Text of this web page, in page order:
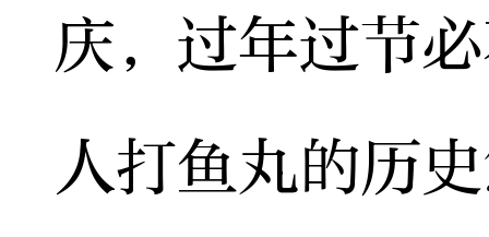
庆，过年过节
人打鱼丸的历